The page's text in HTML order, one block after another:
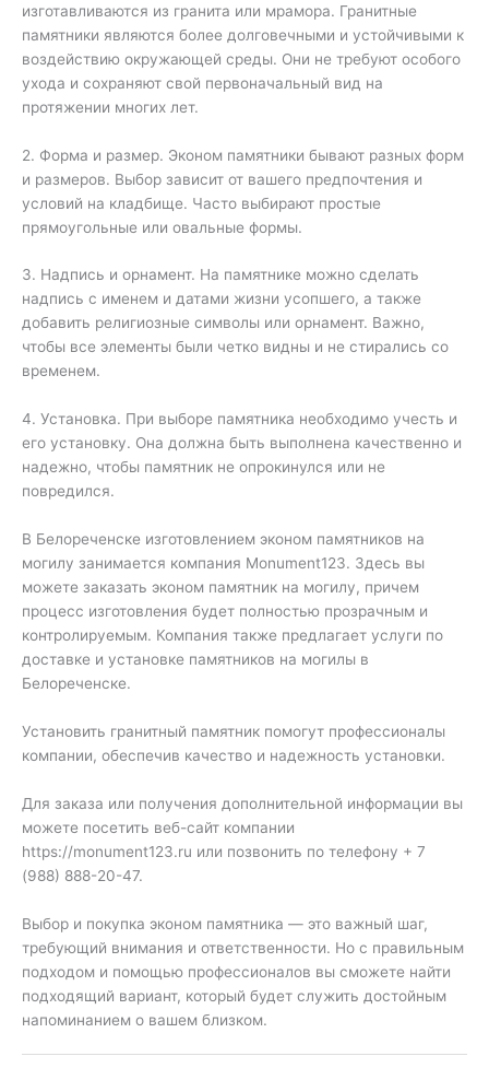
изготавливаются из гранита или мрамора. Гранитные
памятники являются более долговечными и устойчивыми к
воздействию окружающей среды. Они не требуют особого
ухода и сохраняют свой первоначальный вид на
протяжении многих лет.
2. Форма и размер. Эконом памятники бывают разных форм
и размеров. Выбор зависит от вашего предпочтения и
условий на кладбище. Часто выбирают простые
прямоугольные или овальные формы.
3. Надпись и орнамент. На памятнике можно сделать
надпись с именем и датами жизни усопшего, а также
добавить религиозные символы или орнамент. Важно,
чтобы все элементы были четко видны и не стирались со
временем.
4. Установка. При выборе памятника необходимо учесть и
его установку. Она должна быть выполнена качественно и
надежно, чтобы памятник не опрокинулся или не
повредился.
В Белореченске изготовлением эконом памятников на
могилу занимается компания Monument123. Здесь вы
можете заказать эконом памятник на могилу, причем
процесс изготовления будет полностью прозрачным и
контролируемым. Компания также предлагает услуги по
доставке и установке памятников на могилы в
Белореченске.
Установить гранитный памятник помогут профессионалы
компании, обеспечив качество и надежность установки.
Для заказа или получения дополнительной информации вы
можете посетить веб-сайт компании
https://monument123.ru или позвонить по телефону + 7
(988) 888-20-47.
Выбор и покупка эконом памятника — это важный шаг,
требующий внимания и ответственности. Но с правильным
подходом и помощью профессионалов вы сможете найти
подходящий вариант, который будет служить достойным
напоминанием о вашем близком.